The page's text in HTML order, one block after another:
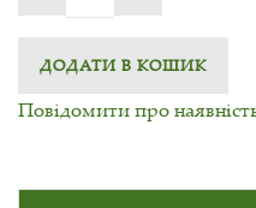
ДОДАТИ В КОШИК
Повідомити про